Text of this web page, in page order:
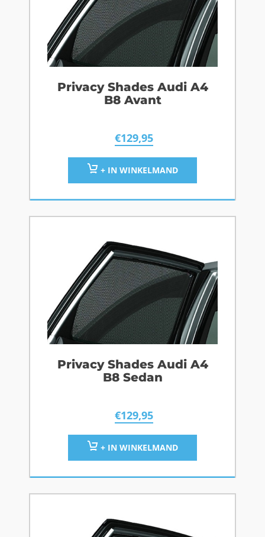
Privacy Shades Audi A4
B8 Avant
€129,95
+ IN WINKELMAND
Privacy Shades Audi A4
B8 Sedan
€129,95
+ IN WINKELMAND